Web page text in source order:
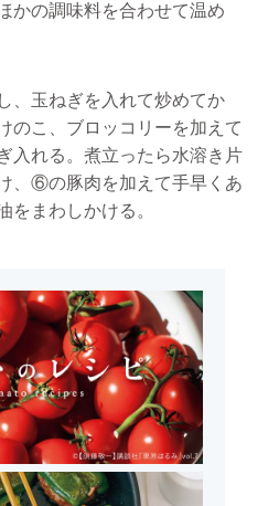
かの調味料を合わせて温め
、玉ねぎを入れて炒めてか
のこ、ブロッコリーを加えて
入れる。煮立ったら水溶き片
、⑥の豚肉を加えて手早くあ
をまわしかける。